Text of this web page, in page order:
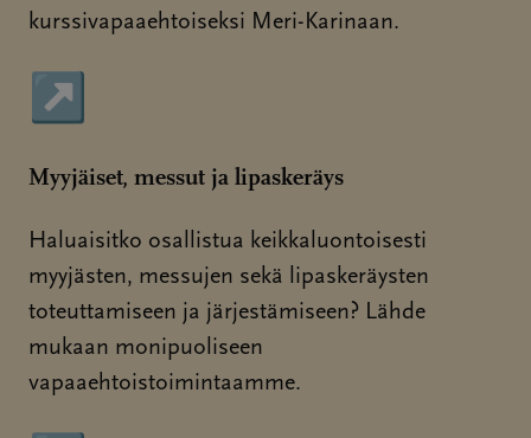
kurssivapaaehtoiseksi Meri-Karinaan.
Sivu avautuu uudessa ikkunassa
↗
Myyjäiset, messut ja lipaskeräys
Haluaisitko osallistua keikkaluontoisesti
myyjästen, messujen sekä lipaskeräysten
toteuttamiseen ja järjestämiseen? Lähde
mukaan monipuoliseen
vapaaehtoistoimintaamme.